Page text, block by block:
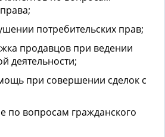
потребительских прав;
продавцов при ведении
деятельности;
при совершении сделок с
по вопросам гражданского